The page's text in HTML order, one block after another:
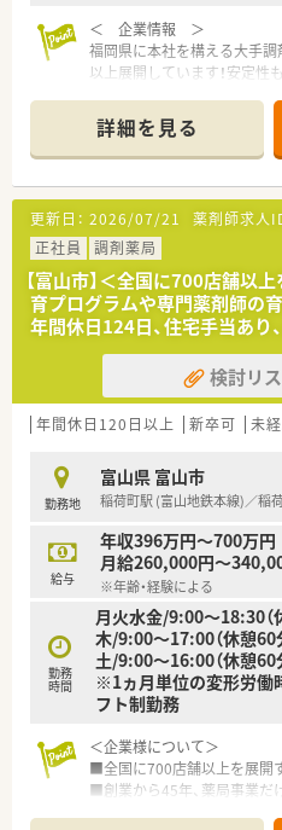
＜ 企業情報 ＞
福岡県に本社を構える大手
以上展開しています！安定性
＜ 薬局情報 ＞
■富山地鉄富山都心線「大手
お車での通勤も可能です◎
■富山城址公園に近く、大通
す。駅までの道も明るく公共
だけます
■内科の処方箋をメインに応
日で、患者様とのコミュニケ
■18時までの開局ですので、
ざいます
＼ おすすめポイント ／
■最新機器の積極的な導入、
より業務効率化を図ることで
■在宅医療にも注力しており
置した店舗も展開しています
とで知識や技能の向上を図
■専門薬剤師として「専門性
やブロック長といった「マネ
がございます。
詳細を見る
更新日： 2026/07/21 薬剤師求人
正社員
調剤薬局
【富山市】＜全国に700店舗以
育プログラムや専門薬剤師の
年間休日124日、住宅手当あり
検討リ
年間休日120日以上 新卒可 未
勤務地
富山県 富山市
稲荷町駅 (富山地鉄本線)／稲
給与
年収396万円～700万円
月給260,000円～
※年齢・経験による
勤務
時間
月火水金/9:00～18:30（
木/9:00～17:00（休憩60
土/9:00～16:00（休憩60
※1ヵ月単位の変形労働
フト制勤務
＜企業様について＞
■全国に700店舗以上を展開
■創業から45年、薬局事業だ